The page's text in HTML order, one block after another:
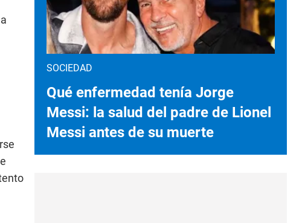
SOCIEDAD
Qué enfermedad tenía Jorge
Messi: la salud del padre de Lionel
Messi antes de su muerte